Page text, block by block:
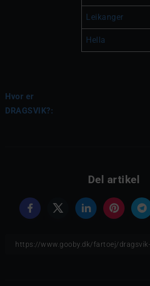
Leikanger
Hella
Hvor er
DRAGSVIK?:
Del artikel